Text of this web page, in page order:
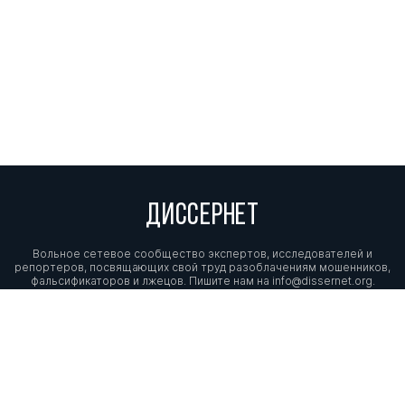
ДИССЕРНЕТ
Вольное сетевое сообщество экспертов, исследователей и
репортеров, посвящающих свой труд разоблачениям мошенников,
фальсификаторов и лжецов. Пишите нам на info@dissernet.org.